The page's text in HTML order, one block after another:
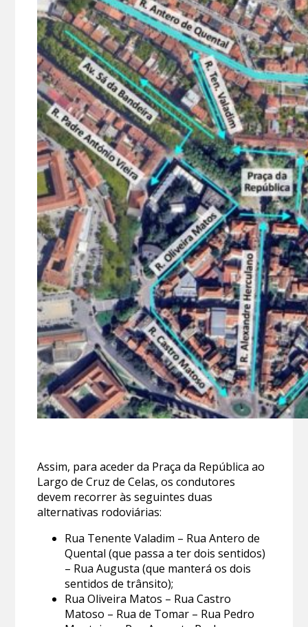
Assim, para aceder da Praça da República ao
Largo de Cruz de Celas, os condutores
devem recorrer às seguintes duas
alternativas rodoviárias:
Rua Tenente Valadim – Rua Antero de
Quental (que passa a ter dois sentidos)
– Rua Augusta (que manterá os dois
sentidos de trânsito);
Rua Oliveira Matos – Rua Castro
Matoso – Rua de Tomar – Rua Pedro